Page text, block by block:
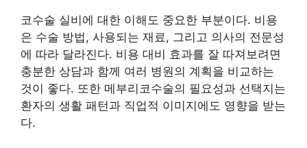
코수술 실비에 대한 이해도 중요한 부분이다. 비용
은 수술 방법, 사용되는 재료, 그리고 의사의 전문성
에 따라 달라진다. 비용 대비 효과를 잘 따져보려면
충분한 상담과 함께 여러 병원의 계획을 비교하는
것이 좋다. 또한 메부리코수술의 필요성과 선택지는
환자의 생활 패턴과 직업적 이미지에도 영향을 받는
다.